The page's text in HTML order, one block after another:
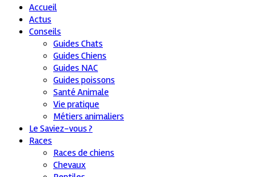
Accueil
Actus
Conseils
Guides Chats
Guides Chiens
Guides NAC
Guides poissons
Santé Animale
Vie pratique
Métiers animaliers
Le Saviez-vous ?
Races
Races de chiens
Chevaux